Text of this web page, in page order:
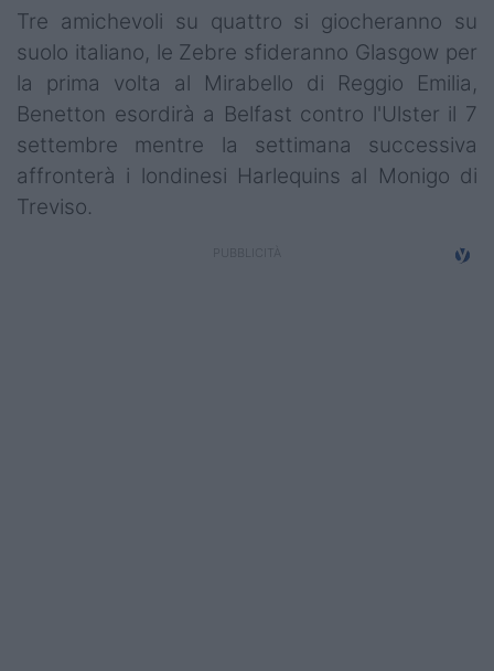
Tre amichevoli su quattro si giocheranno su
suolo italiano, le Zebre sfideranno Glasgow per
la prima volta al Mirabello di Reggio Emilia,
Benetton esordirà a Belfast contro l'Ulster il 7
settembre mentre la settimana successiva
affronterà i londinesi Harlequins al Monigo di
Treviso.